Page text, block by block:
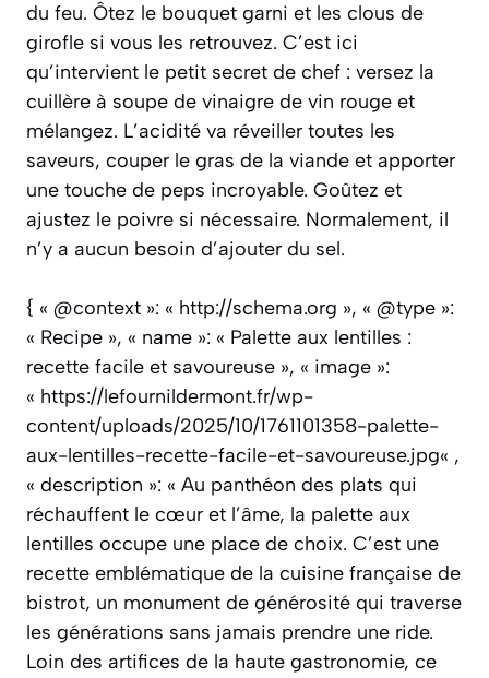
du feu. Ôtez le bouquet garni et les clous de
girofle si vous les retrouvez. C’est ici
qu’intervient le petit secret de chef : versez la
cuillère à soupe de vinaigre de vin rouge et
mélangez. L’acidité va réveiller toutes les
saveurs, couper le gras de la viande et apporter
une touche de peps incroyable. Goûtez et
ajustez le poivre si nécessaire. Normalement, il
n’y a aucun besoin d’ajouter du sel.
{ « @context »: « http://schema.org », « @type »:
« Recipe », « name »: « Palette aux lentilles :
recette facile et savoureuse », « image »:
« https://lefournildermont.fr/wp-
content/uploads/2025/10/1761101358-palette-
aux-lentilles-recette-facile-et-savoureuse.jpg« ,
« description »: « Au panthéon des plats qui
réchauffent le cœur et l’âme, la palette aux
lentilles occupe une place de choix. C’est une
recette emblématique de la cuisine française de
bistrot, un monument de générosité qui traverse
les générations sans jamais prendre une ride.
Loin des artifices de la haute gastronomie, ce